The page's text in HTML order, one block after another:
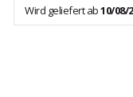
Wird geliefert ab10/08/